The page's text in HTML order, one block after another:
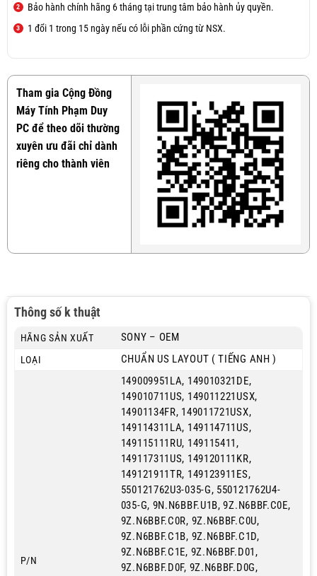
Bảo hành chính hãng 6 tháng tại trung tâm bảo hành ủy quyền.
1 đổi 1 trong 15 ngày nếu có lỗi phần cứng từ NSX.
Tham gia Cộng Đồng
Máy Tính Phạm Duy
PC để theo dõi thường
xuyên ưu đãi chỉ dành
riêng cho thành viên
Thông số k thuật
HÃNG SẢN XUẤT SONY – OEM
LOẠI CHUẨN US LAYOUT ( TIẾNG ANH )
P/N
149009951LA, 149010321DE,
149010711US, 149011221USX,
14901134FR, 149011721USX,
149114311LA, 149114711US,
149115111RU, 149115411,
149117311US, 149120111KR,
149121911TR, 149123911ES,
550121762U3-035-G, 550121762U4-
035-G, 9N.N6BBF.U1B, 9Z.N6BBF.C0E,
9Z.N6BBF.C0R, 9Z.N6BBF.C0U,
9Z.N6BBF.C1B, 9Z.N6BBF.C1D,
9Z.N6BBF.C1E, 9Z.N6BBF.D01,
9Z.N6BBF.D0F, 9Z.N6BBF.D0G,